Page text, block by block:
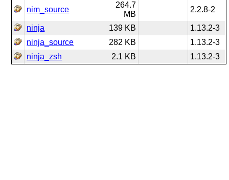
nim_source
264.7
MB
2.2.8-2
ninja 139 KB
1.13.2-3
ninja_source
282 KB
1.13.2-3
ninja_zsh
2.1 KB 1.13.2-3